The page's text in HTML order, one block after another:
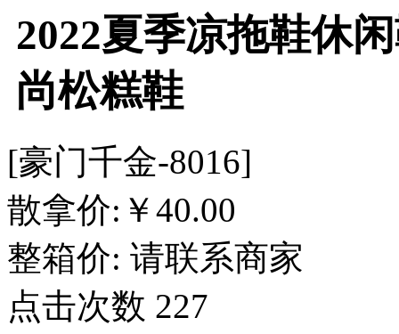
2022夏季凉拖鞋休
尚松糕鞋
[豪门千金-8016]
散拿价: ￥40.00
整箱价: 请联系商家
点击次数 227